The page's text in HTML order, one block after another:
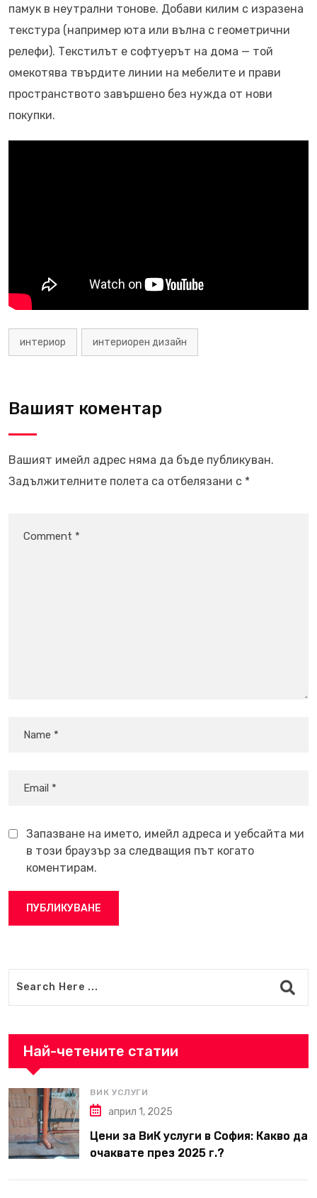
памук в неутрални тонове. Добави килим с изразена
текстура (например юта или вълна с геометрични
релефи). Текстилът е софтуерът на дома — той
омекотява твърдите линии на мебелите и прави
пространството завършено без нужда от нови
покупки.
интериор интериорен дизайн
Вашият коментар
Вашият имейл адрес няма да бъде публикуван.
Задължителните полета са отбелязани с *
Запазване на името, имейл адреса и уебсайта ми
в този браузър за следващия път когато
коментирам.
Най-четените статии
ВИК УСЛУГИ
април 1, 2025
Цени за ВиК услуги в София: Какво да
очаквате през 2025 г.?